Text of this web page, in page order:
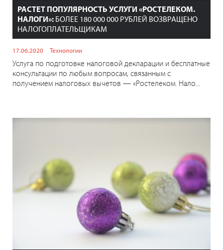
РАСТЕТ ПОПУЛЯРНОСТЬ УСЛУГИ «РОСТЕЛЕКОМ.
НАЛОГИ»: БОЛЕЕ 180 000 000 РУБЛЕЙ ВОЗВРАЩЕНО
НАЛОГОПЛАТЕЛЬЩИКАМ
17.06.2020 Технологии
Услуга по подготовке налоговой декларации и бесплатные
консультации по любым вопросам, связанным с
получением налоговых вычетов — «Ростелеком. Нало...